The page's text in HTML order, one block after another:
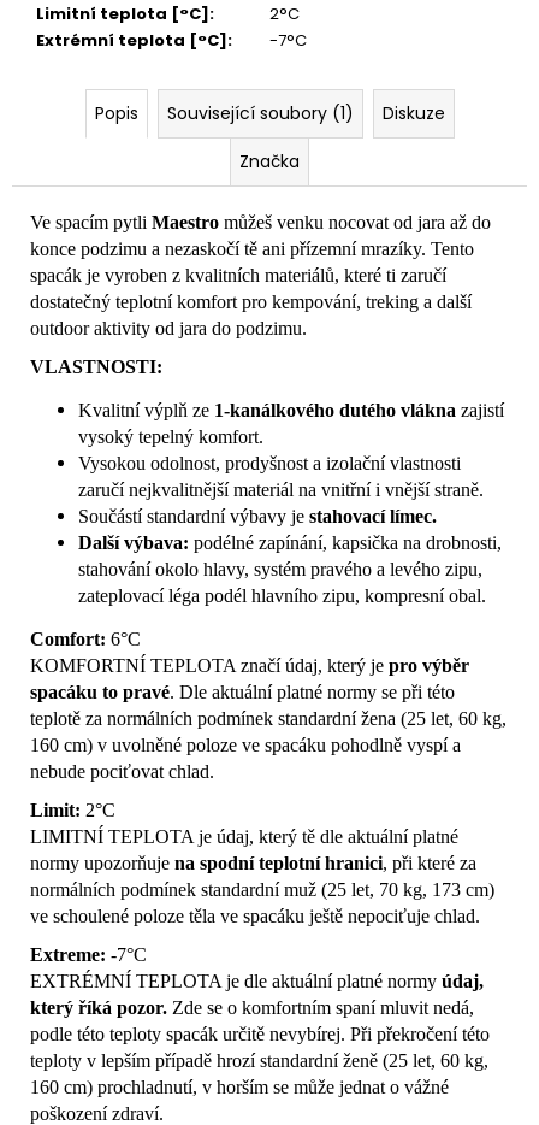
Limitní teplota [°C]:
2°C
Extrémní teplota [°C]: -7°C
Popis Související soubory (1)
Diskuze
Značka
Ve spacím pytli Maestro můžeš venku nocovat od jara až do
konce podzimu a nezaskočí tě ani přízemní mrazíky. Tento
spacák je vyroben z kvalitních materiálů, které ti zaručí
dostatečný teplotní komfort pro kempování, treking a další
outdoor aktivity od jara do podzimu.
VLASTNOSTI:
Kvalitní výplň ze 1-kanálkového dutého vlákna zajistí
vysoký tepelný komfort.
Vysokou odolnost, prodyšnost a izolační vlastnosti
zaručí nejkvalitnější materiál na vnitřní i vnější straně.
Součástí standardní výbavy je stahovací límec.
Další výbava: podélné zapínání, kapsička na drobnosti,
stahování okolo hlavy, systém pravého a levého zipu,
zateplovací léga podél hlavního zipu, kompresní obal.
Comfort: 6°C
KOMFORTNÍ TEPLOTA značí údaj, který je pro výběr
spacáku to pravé. Dle aktuální platné normy se při této
teplotě za normálních podmínek standardní žena (25 let, 60 kg,
160 cm) v uvolněné poloze ve spacáku pohodlně vyspí a
nebude pociťovat chlad.
Limit: 2°C
LIMITNÍ TEPLOTA je údaj, který tě dle aktuální platné
normy upozorňuje na spodní teplotní hranici, při které za
normálních podmínek standardní muž (25 let, 70 kg, 173 cm)
ve schoulené poloze těla ve spacáku ještě nepociťuje chlad.
Extreme: -7°C
EXTRÉMNÍ TEPLOTA je dle aktuální platné normy údaj,
který říká pozor. Zde se o komfortním spaní mluvit nedá,
podle této teploty spacák určitě nevybírej. Při překročení této
teploty v lepším případě hrozí standardní ženě (25 let, 60 kg,
160 cm) prochladnutí, v horším se může jednat o vážné
poškození zdraví.